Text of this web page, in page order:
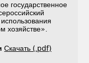
государственное
хозяйстве».
Скачать (.pdf)